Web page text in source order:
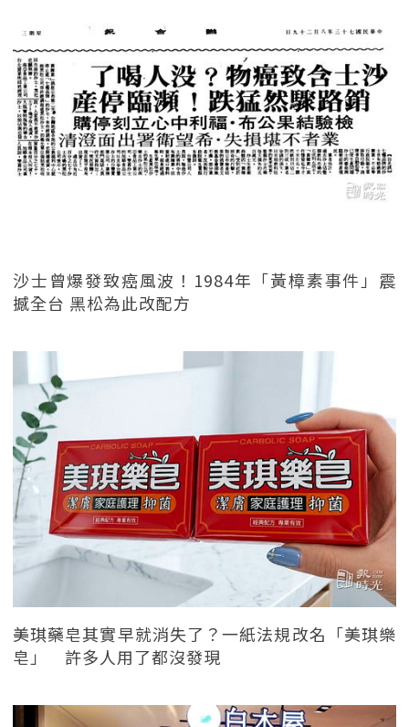
沙士曾爆發致癌風波！1984年「黃樟素事件」震
撼全台 黑松為此改配方
美琪藥皂其實早就消失了？一紙法規改名「美琪樂
皂」 許多人用了都沒發現